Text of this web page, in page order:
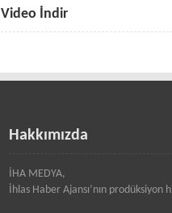
Video İndir
Hakkımızda
İHA MEDYA,
İhlas Haber Ajansı’nın